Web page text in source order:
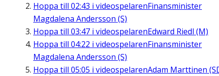
Hoppa till 02:43 i videospelarenFinansminister
Magdalena Andersson (S)
Hoppa till 03:47 i videospelarenEdward Riedl (M)
Hoppa till 04:22 i videospelarenFinansminister
Magdalena Andersson (S)
Hoppa till 05:05 i videospelarenAdam Marttinen